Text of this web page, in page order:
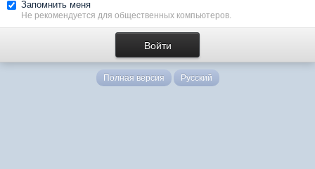
Запомнить меня
Не рекомендуется для общественных компьютеров.
Полная версия Русский